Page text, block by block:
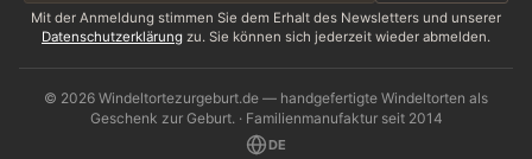
Mit der Anmeldung stimmen Sie dem Erhalt des Newsletters und unserer
Datenschutzerklärung zu. Sie können sich jederzeit wieder abmelden.
© 2026 Windeltortezurgeburt.de — handgefertigte Windeltorten als
Geschenk zur Geburt. · Familienmanufaktur seit 2014
DE